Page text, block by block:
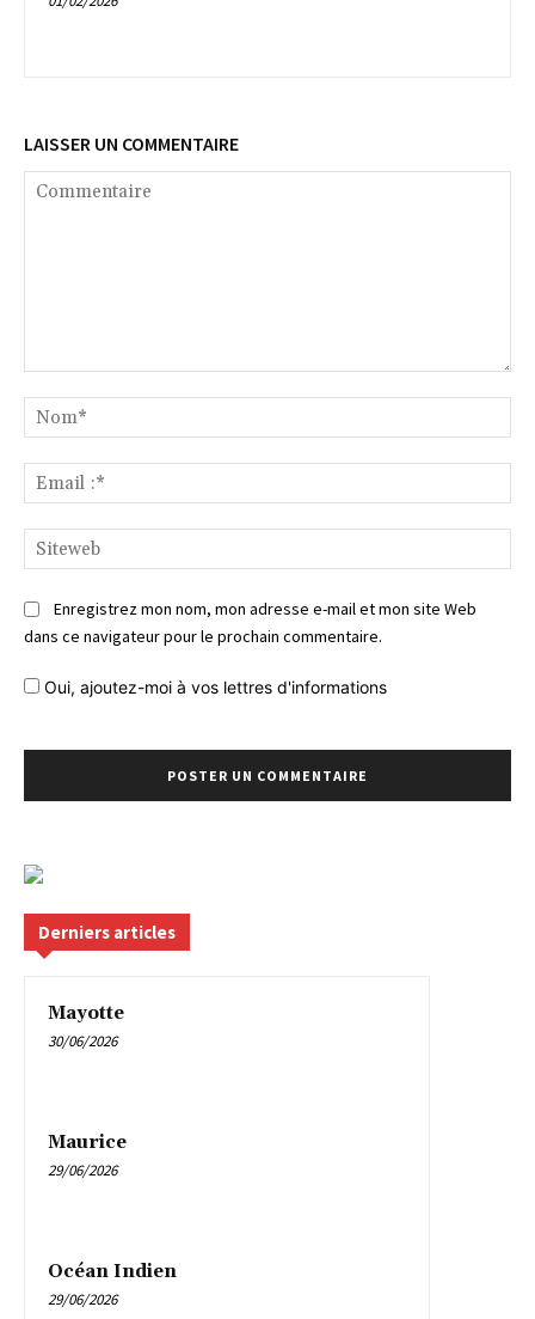
LAISSER UN COMMENTAIRE
:*
Enregistrez mon nom, mon adresse e-mail et mon site Web
dans ce navigateur pour le prochain commentaire.
Oui, ajoutez-moi à vos lettres d'informations
Derniers articles
Mayotte
30/06/2026
Maurice
29/06/2026
Océan Indien
29/06/2026